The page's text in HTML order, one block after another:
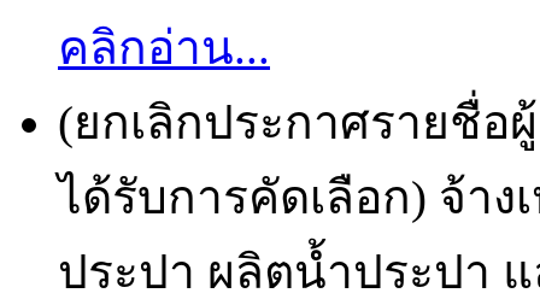
คลิกอ่าน...
(ยกเลิกประกาศรายชื่อ
ได้รับการคัดเลือก) จ้า
ประปา ผลิตน้ำประปา